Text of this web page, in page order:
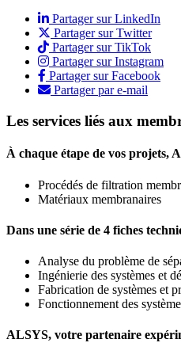
Partager sur LinkedIn
Partager sur Twitter
Partager sur TikTok
Partager sur Instagram
Partager sur Facebook
Partager par e-mail
Les services liés aux
À chaque étape de vos projets,
Procédés de filtration
Matériaux membranaires
Dans une série de 4 fiches
Analyse du problème de
Ingénierie des systèmes et
Fabrication de systèmes et
Fonctionnement des
ALSYS, votre partenaire